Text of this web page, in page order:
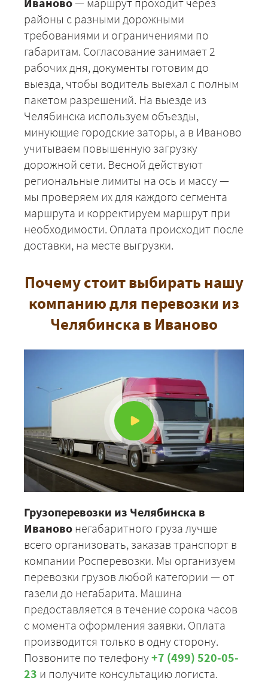
районы с разными дорожными
требованиями и ограничениями по
габаритам. Согласование занимает 2
рабочих дня, документы готовим до
выезда, чтобы водитель выехал с полным
пакетом разрешений. На выезде из
Челябинска используем объезды,
минующие городские заторы, а в Иваново
учитываем повышенную загрузку
дорожной сети. Весной действуют
региональные лимиты на ось и массу —
мы проверяем их для каждого сегмента
маршрута и корректируем маршрут при
необходимости. Оплата происходит после
доставки, на месте выгрузки.
Почему стоит выбирать нашу
компанию для перевозки из
Челябинска в Иваново
Грузоперевозки из Челябинска в
Иваново негабаритного груза лучше
всего организовать, заказав транспорт в
компании Росперевозки. Мы организуем
перевозки грузов любой категории — от
газели до негабарита. Машина
предоставляется в течение сорока часов
с момента оформления заявки. Оплата
производится только в одну сторону.
Позвоните по телефону+7 (499) 520-05-
23 и получите консультацию логиста.
ЗАКАЗАТЬ